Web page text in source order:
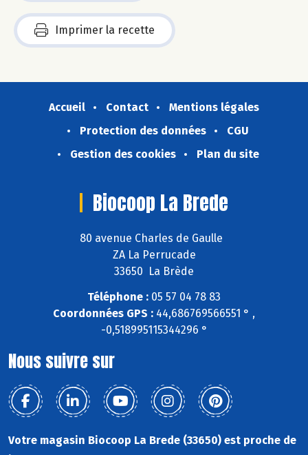
Imprimer la recette
Accueil Contact
Mentions légales
Protection des données
CGU
Gestion des cookies
Plan du site
Biocoop La Brede
80 avenue Charles de Gaulle
ZA La Perrucade
33650 La Brède
Téléphone : 05 57 04 78 83
Coordonnées GPS : 44,686769566551 ° ,
-0,518995115344296 °
Nous suivre sur
Votre magasin Biocoop La Brede (33650) est proche de